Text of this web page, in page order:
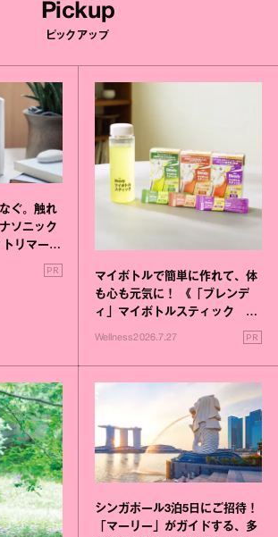
Pickup
ピックアップ
ぐ。触れ
ソニック
リマーが
PR
マイボトルで簡単に作れて、体
も心も元気に！ 《「ブレンデ
ィ」マイボトルスティック い
いこと毎日》シリーズが誕生
Wellness2026.7.27 PR
シンガポール3泊5日にご招待！
「マーリー」がガイドする、多